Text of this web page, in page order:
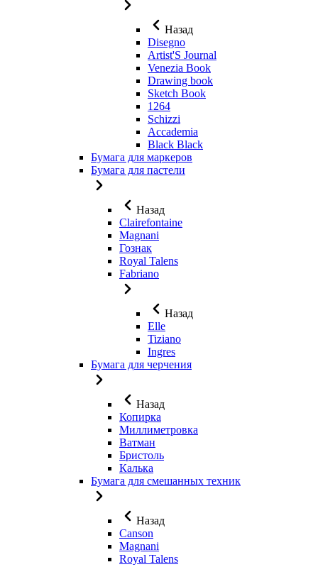
Назад
Disegno
Artist'S Journal
Venezia Book
Drawing book
Sketch Book
1264
Schizzi
Accademia
Black Black
Бумага для маркеров
Бумага для пастели
Назад
Clairefontaine
Magnani
Гознак
Royal Talens
Fabriano
Назад
Elle
Tiziano
Ingres
Бумага для черчения
Назад
Копирка
Миллиметровка
Ватман
Бристоль
Калька
Бумага для смешанных техник
Назад
Canson
Magnani
Royal Talens